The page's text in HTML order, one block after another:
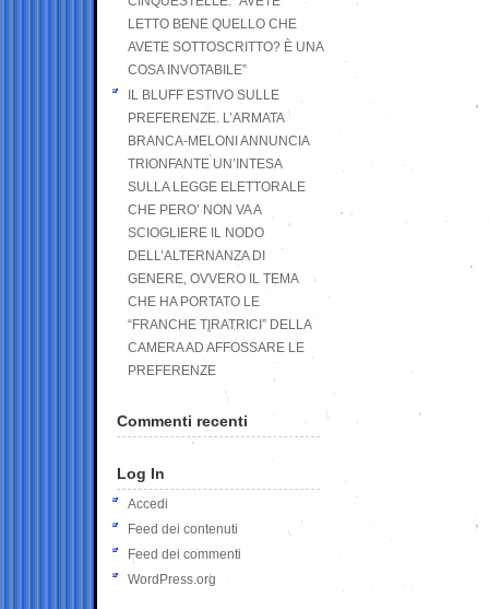
LETTO BENE QUELLO CHE
AVETE SOTTOSCRITTO? È UNA
COSA INVOTABILE”
IL BLUFF ESTIVO SULLE
PREFERENZE. L’ARMATA
BRANCA-MELONI ANNUNCIA
TRIONFANTE UN’INTESA
SULLA LEGGE ELETTORALE
CHE PERO’ NON VA A
SCIOGLIERE IL NODO
DELL’ALTERNANZA DI
GENERE, OVVERO IL TEMA
CHE HA PORTATO LE
“FRANCHE TIRATRICI” DELLA
CAMERA AD AFFOSSARE LE
PREFERENZE
Commenti recenti
Log In
Accedi
Feed dei contenuti
Feed dei commenti
WordPress.org